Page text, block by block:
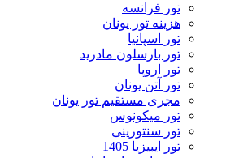
تور فرانسه
هزینه تور یونان
تور اسپانیا
تور بارسلون مادرید
تور اروپا
تور آتن یونان
مجری مستقیم تور یونان
تور میکونوس
تور سنتورینی
تور ایبیزیا 1405